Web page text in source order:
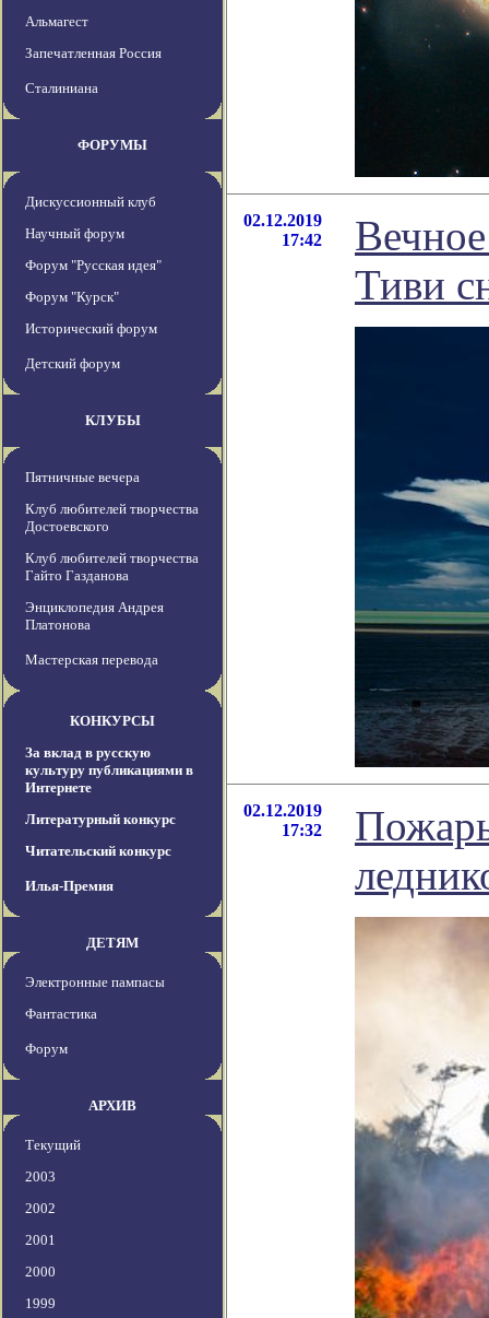
Альмагест
Запечатленная Россия
Сталиниана
ФОРУМЫ
Дискуссионный клуб
Научный форум
Форум "Русская идея"
Форум "Курск"
Исторический форум
Детский форум
КЛУБЫ
Пятничные вечера
Клуб любителей творчества
Достоевского
Клуб любителей творчества
Гайто Газданова
Энциклопедия Андрея
Платонова
Мастерская перевода
КОНКУРСЫ
За вклад в русскую
культуру публикациями в
Интернете
Литературный конкурс
Читательский конкурс
Илья-Премия
ДЕТЯМ
Электронные пампасы
Фантастика
Форум
АРХИВ
Текущий
2003
2002
2001
2000
1999
02.12.2019
17:42
Тиви
02.12.2019
17:32